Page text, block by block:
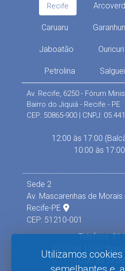
Recife
Caruaru
Jaboatão Ouricuri
Petrolina
Av. Recife, 6250 - Fórum
Bairro do Jiquiá - Recife - PE
CEP: 50865-900 | CNPJ:
12:00 às 17:00
10:00 às
Sede 2
Av. Mascarenhas de Morais
Recife-PE
CEP: 51210-001
Telefone:
12:00 às 17:00
10:00 às
Utilizamos